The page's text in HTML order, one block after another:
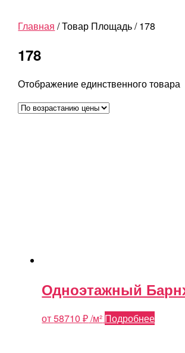
Главная / Товар Площадь / 178
178
Отображение единственного товара
Одноэтажный
от58710₽/м² Подробнее